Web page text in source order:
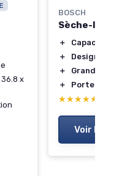
36.8 x
BOSCH
Sèche-linge à
＋
Capacité de
＋
Design
＋
Grande
＋
Porte Blanche
★★★★★
★★★★★
Voir l'offre